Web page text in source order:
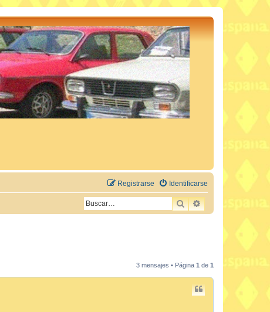
Identificarse
Registrarse
BUSCARBÚSQUEDA
3 mensajes • Página 1 de 1